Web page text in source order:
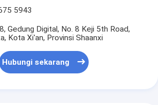
5943
Gedung Digital, No. 8 Keji 5th Road,
Kota Xi'an, Provinsi Shaanxi
Hubungi sekarang